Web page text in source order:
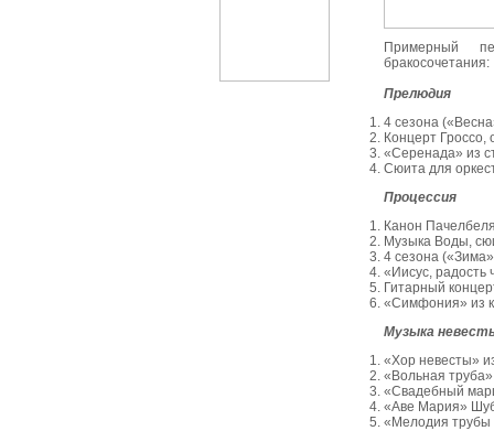
Примерный
бракосочетания:
Прелюдия
4 сезона
Концерт
«Серенада» из
Сюита для
Процессия
Канон
Музыка Воды,
4 сезона
«Иисус, радость
Гитарный
«Симфония» из
Музыка
«Хор невесты»
«Вольная
«Свадебный
«Аве Мария»
«Мелодия трубы